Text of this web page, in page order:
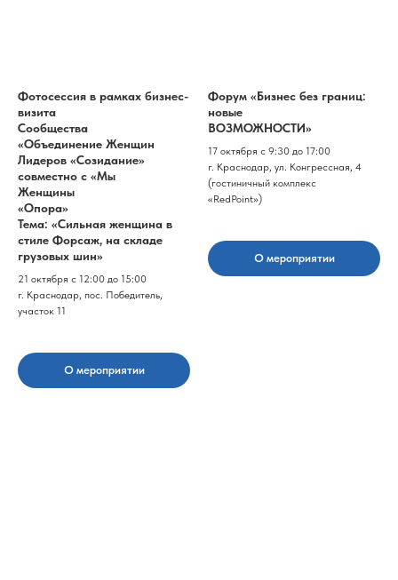
Фотосессия в рамках бизнес-
визита
Сообщества
«Объединение Женщин
Лидеров «Созидание»
совместно с «Мы
Женщины
«Опора»
Тема: «Сильная женщина в
стиле Форсаж, на складе
грузовых шин»
21 октября с 12:00 до 15:00
г. Краснодар, пос. Победитель,
участок 11
О мероприятии
Форум «Бизнес без границ:
новые
ВОЗМОЖНОСТИ»
17 октября с 9:30 до 17:00
г. Краснодар, ул. Конгрессная, 4
(гостиничный комплекс
«RedPoint»)
О мероприятии